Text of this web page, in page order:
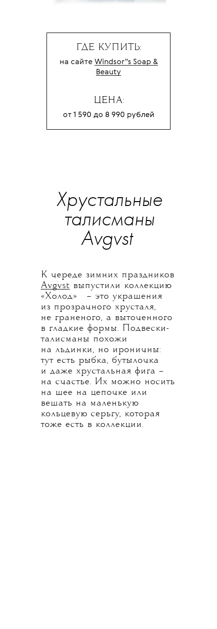
ГДЕ КУПИТЬ:
на сайте Windsor''s Soap &
Beauty
ЦЕНА:
от 1 590 до 8 990 рублей
Хрустальные
талисманы
Avgvst
К череде зимних праздников
Avgvst выпустили коллекцию
«Холод»
– это украшения
из прозрачного хрусталя,
не граненого, а выточенного
в гладкие формы. Подвески-
талисманы похожи
на льдинки, но ироничны:
тут есть рыбка, бутылочка
и даже хрустальная фига –
на счастье. Их можно носить
на шее на цепочке или
вешать на маленькую
кольцевую серьгу, которая
тоже есть в коллекции.